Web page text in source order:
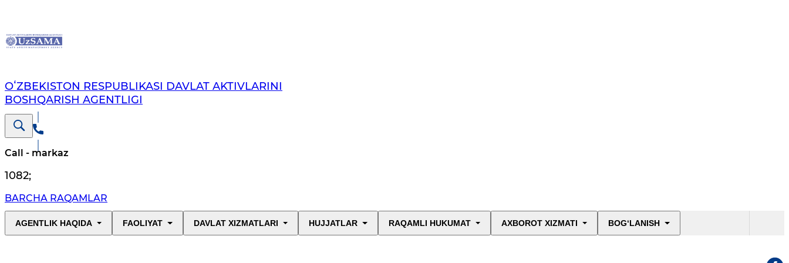
OʻZBEKISTON RESPUBLIKASI DAVLAT AKTIVLARINI
BOSHQARISH AGENTLIGI
Call - markaz
1082;
BARCHA RAQAMLAR
AGENTLIK HAQIDA FAOLIYAT DAVLAT XIZMATLARI HUJJATLAR RAQAMLI HUKUMAT AXBOROT XIZMATI BOG‘LANISH